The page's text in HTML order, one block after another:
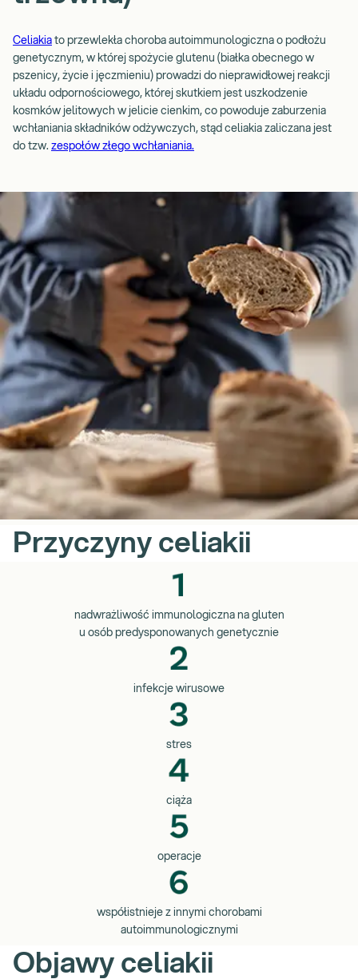
Celiakia to przewlekła choroba autoimmunologiczna o podłożu
genetycznym, w której spożycie glutenu (białka obecnego w
pszenicy, życie i jęczmieniu) prowadzi do nieprawidłowej reakcji
układu odpornościowego, której skutkiem jest uszkodzenie
kosmków jelitowych w jelicie cienkim, co powoduje zaburzenia
wchłaniania składników odżywczych, stąd celiakia zaliczana jest
do tzw. zespołów złego wchłaniania.
Przyczyny celiakii
nadwrażliwość immunologiczna na gluten
u osób predysponowanych genetycznie
infekcje wirusowe
stres
ciąża
operacje
współistnieje z innymi chorobami
autoimmunologicznymi
Objawy celiakii